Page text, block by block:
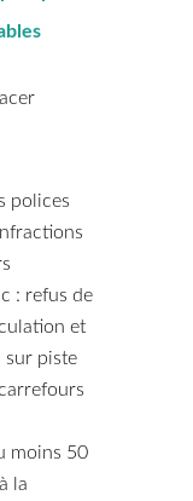
polices
: refus de
et
sur piste
moins 50
la